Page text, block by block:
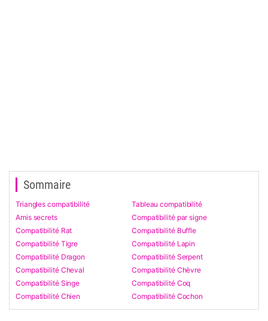
Sommaire
Triangles compatibilité
Tableau compatibilité
Amis secrets
Compatibilité par signe
Compatibilité Rat
Compatibilité Buffle
Compatibilité Tigre
Compatibilité Lapin
Compatibilité Dragon
Compatibilité Serpent
Compatibilité Cheval
Compatibilité Chèvre
Compatibilité Singe
Compatibilité Coq
Compatibilité Chien
Compatibilité Cochon